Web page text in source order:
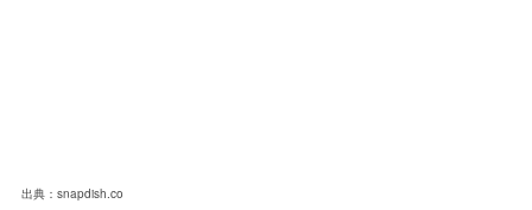
出典：snapdish.co